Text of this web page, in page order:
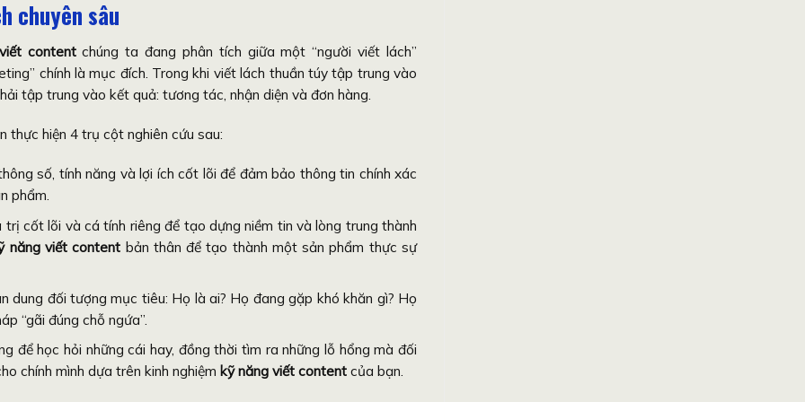
chuyên sâu
contentchúng ta đang phân tích giữa một “người viết lách”
chính là mục đích. Trong khi viết lách thuần túy tập trung vào
tập trung vào kết quả: tương tác, nhận diện và đơn hàng.
thực hiện 4 trụ cột nghiên cứu sau:
số, tính năng và lợi ích cốt lõi để đảm bảo thông tin chính xác
phẩm.
cốt lõi và cá tính riêng để tạo dựng niềm tin và lòng trung thành
năng viết content bản thân để tạo thành một sản phẩm thực sự
dung đối tượng mục tiêu: Họ là ai? Họ đang gặp khó khăn gì? Họ
“gãi đúng chỗ ngứa”.
để học hỏi những cái hay, đồng thời tìm ra những lỗ hổng mà đối
chính mình dựa trên kinh nghiệm kỹ năng viết contentcủa bạn.